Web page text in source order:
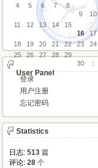
4
5 6 7
8
9
10
11
12 13 14
15
16
17
18
19 20 21 22 23
24
25
26 27 28
29
30
1
User Panel
登录
用户注册
忘记密码
Statistics
日志: 513 篇
评论: 28 个